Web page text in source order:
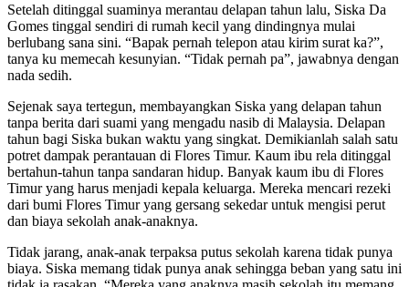
Setelah ditinggal suaminya merantau delapan tahun lalu, Siska Da
Gomes tinggal sendiri di rumah kecil yang dindingnya mulai
berlubang sana sini. “Bapak pernah telepon atau kirim surat ka?”,
tanya ku memecah kesunyian. “Tidak pernah pa”, jawabnya dengan
nada sedih.
Sejenak saya tertegun, membayangkan Siska yang delapan tahun
tanpa berita dari suami yang mengadu nasib di Malaysia. Delapan
tahun bagi Siska bukan waktu yang singkat. Demikianlah salah satu
potret dampak perantauan di Flores Timur. Kaum ibu rela ditinggal
bertahun-tahun tanpa sandaran hidup. Banyak kaum ibu di Flores
Timur yang harus menjadi kepala keluarga. Mereka mencari rezeki
dari bumi Flores Timur yang gersang sekedar untuk mengisi perut
dan biaya sekolah anak-anaknya.
Tidak jarang, anak-anak terpaksa putus sekolah karena tidak punya
biaya. Siska memang tidak punya anak sehingga beban yang satu ini